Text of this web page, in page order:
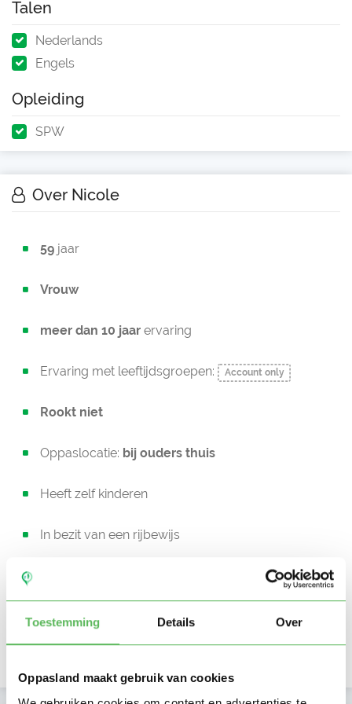
Toestemming Details Over
Oppasland maakt gebruik van cookies
Talen
Nederlands
Engels
Opleiding
SPW
Over Nicole
59 jaar
Vrouw
meer dan 10 jaar ervaring
Ervaring met leeftijdsgroepen: Account only
Rookt niet
Oppaslocatie: bij ouders thuis
Heeft zelf kinderen
In bezit van een rijbewijs
Beschikbaar vanaf: Account only